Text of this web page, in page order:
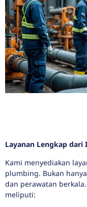
Layanan Lengkap
Kami menyediakan
plumbing. Bukan
dan perawatan
meliputi: